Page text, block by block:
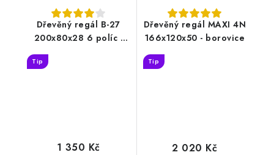
Dřevěný regál B-27
200x80x28 6 políc -
Tip
1 350 Kč
Dřevěný regál MAXI 4N
166x120x50 - borovice
Tip
2 020 Kč